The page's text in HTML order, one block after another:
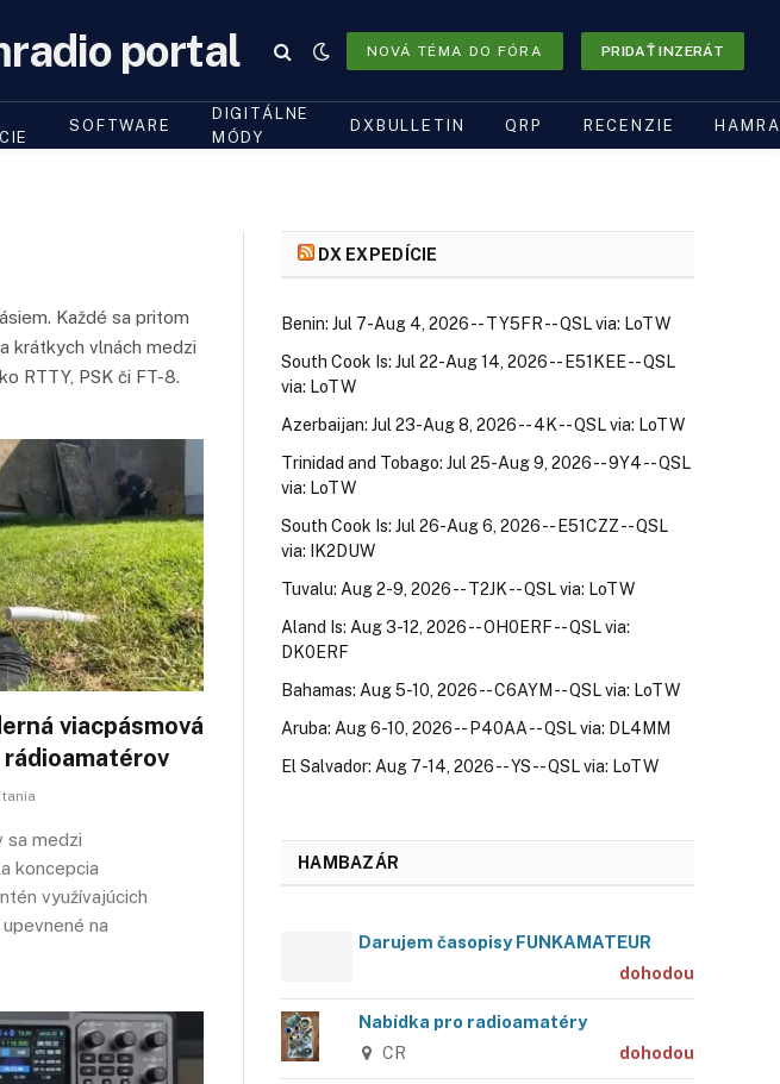
portal NOVÁ TÉMA DO FÓRA PRIDAŤ INZERÁT
SOFTWARE
DIGITÁLNE
MÓDY
DXBULLETIN QRP RECENZIE
Každé sa pritom
krátkych vlnách medzi
RTTY, PSK či FT-8.
viacpásmová
sa medzi
koncepcia
využívajúcich
na
DX EXPEDÍCIE
Benin: Jul 7-Aug 4, 2026 -- TY5FR -- QSL via: LoTW
South Cook Is: Jul 22-Aug 14, 2026 -- E51KEE -- QSL
via: LoTW
Azerbaijan: Jul 23-Aug 8, 2026 -- 4K -- QSL via: LoTW
Trinidad and Tobago: Jul 25-Aug 9, 2026 -- 9Y4 -- QSL
via: LoTW
South Cook Is: Jul 26-Aug 6, 2026 -- E51CZZ -- QSL
via: IK2DUW
Tuvalu: Aug 2-9, 2026 -- T2JK -- QSL via: LoTW
Aland Is: Aug 3-12, 2026 -- OH0ERF -- QSL via:
DK0ERF
Bahamas: Aug 5-10, 2026 -- C6AYM -- QSL via: LoTW
Aruba: Aug 6-10, 2026 -- P40AA -- QSL via: DL4MM
El Salvador: Aug 7-14, 2026 -- YS -- QSL via: LoTW
HAMBAZÁR
Darujem časopisy FUNKAMATEUR
dohodou
Nabídka pro radioamatéry
CR dohodou